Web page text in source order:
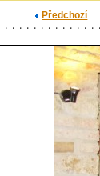
Předchozí